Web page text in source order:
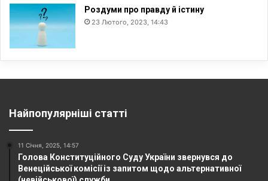
Роздуми про правду й істину
23 Лютого, 2023, 14:43
Найпопулярніші статті
11 Січня, 2025, 14:57
Голова Конституційного Суду України звернувся до
Венеційської комісії із запитом щодо альтернативної